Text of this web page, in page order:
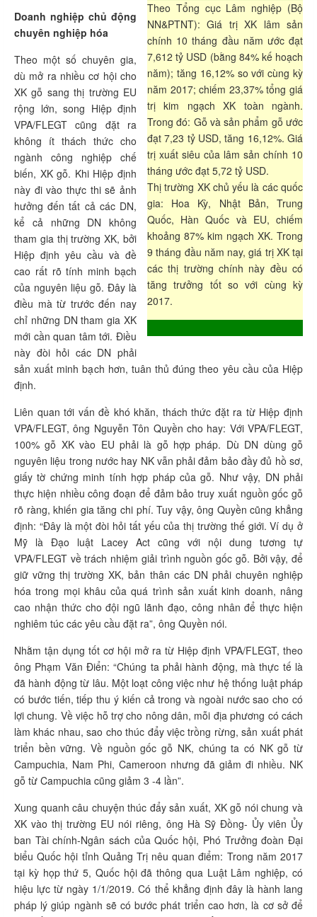
Theo Tổng cục Lâm nghiệp (Bộ
NN&PTNT): Giá trị XK lâm sản
chính 10 tháng đầu năm ước đạt
7,612 tỷ USD (bằng 84% kế hoạch
năm); tăng 16,12% so với cùng kỳ
năm 2017; chiếm 23,37% tổng giá
trị kim ngạch XK toàn ngành.
Trong đó: Gỗ và sản phẩm gỗ ước
đạt 7,23 tỷ USD, tăng 16,12%. Giá
trị xuất siêu của lâm sản chính 10
tháng ước đạt 5,72 tỷ USD.
Thị trường XK chủ yếu là các quốc
gia: Hoa Kỳ, Nhật Bản, Trung
Quốc, Hàn Quốc và EU, chiếm
khoảng 87% kim ngạch XK. Trong
9 tháng đầu năm nay, giá trị XK tại
các thị trường chính này đều có
tăng trưởng tốt so với cùng kỳ
2017.
Doanh nghiệp chủ động
chuyên nghiệp hóa
Theo một số chuyên gia,
dù mở ra nhiều cơ hội cho
XK gỗ sang thị trường EU
rộng lớn, song Hiệp định
VPA/FLEGT cũng đặt ra
không ít thách thức cho
ngành công nghiệp chế
biến, XK gỗ. Khi Hiệp định
này đi vào thực thi sẽ ảnh
hưởng đến tất cả các DN,
kể cả những DN không
tham gia thị trường XK, bởi
Hiệp định yêu cầu và đề
cao rất rõ tính minh bạch
của nguyên liệu gỗ. Đây là
điều mà từ trước đến nay
chỉ những DN tham gia XK
mới cần quan tâm tới. Điều
này đòi hỏi các DN phải
sản xuất minh bạch hơn, tuân thủ đúng theo yêu cầu của Hiệp
định.
Liên quan tới vấn đề khó khăn, thách thức đặt ra từ Hiệp định
VPA/FLEGT, ông Nguyễn Tôn Quyền cho hay: Với VPA/FLEGT,
100% gỗ XK vào EU phải là gỗ hợp pháp. Dù DN dùng gỗ
nguyên liệu trong nước hay NK vẫn phải đảm bảo đầy đủ hồ sơ,
giấy tờ chứng minh tính hợp pháp của gỗ. Như vậy, DN phải
thực hiện nhiều công đoạn để đảm bảo truy xuất nguồn gốc gỗ
rõ ràng, khiến gia tăng chi phí. Tuy vậy, ông Quyền cũng khẳng
định: “Đây là một đòi hỏi tất yếu của thị trường thế giới. Ví dụ ở
Mỹ là Đạo luật Lacey Act cũng với nội dung tương tự
VPA/FLEGT về trách nhiệm giải trình nguồn gốc gỗ. Bởi vậy, để
giữ vững thị trường XK, bản thân các DN phải chuyên nghiệp
hóa trong mọi khâu của quá trình sản xuất kinh doanh, nâng
cao nhận thức cho đội ngũ lãnh đạo, công nhân để thực hiện
nghiêm túc các yêu cầu đặt ra”, ông Quyền nói.
Nhằm tận dụng tốt cơ hội mở ra từ Hiệp định VPA/FLEGT, theo
ông Phạm Văn Điển: “Chúng ta phải hành động, mà thực tế là
đã hành động từ lâu. Một loạt công việc như hệ thống luật pháp
có bước tiến, tiếp thu ý kiến cả trong và ngoài nước sao cho có
lợi chung. Về việc hỗ trợ cho nông dân, mỗi địa phương có cách
làm khác nhau, sao cho thúc đẩy việc trồng rừng, sản xuất phát
triển bền vững. Về nguồn gốc gỗ NK, chúng ta có NK gỗ từ
Campuchia, Nam Phi, Cameroon nhưng đã giảm đi nhiều. NK
gỗ từ Campuchia cũng giảm 3 -4 lần”.
Xung quanh câu chuyện thúc đẩy sản xuất, XK gỗ nói chung và
XK vào thị trường EU nói riêng, ông Hà Sỹ Đồng- Ủy viên Ủy
ban Tài chính-Ngân sách của Quốc hội, Phó Trưởng đoàn Đại
biểu Quốc hội tỉnh Quảng Trị nêu quan điểm: Trong năm 2017
tại kỳ họp thứ 5, Quốc hội đã thông qua Luật Lâm nghiệp, có
hiệu lực từ ngày 1/1/2019. Có thể khẳng định đây là hành lang
pháp lý giúp ngành sẽ có bước phát triển cao hơn, là cơ sở để